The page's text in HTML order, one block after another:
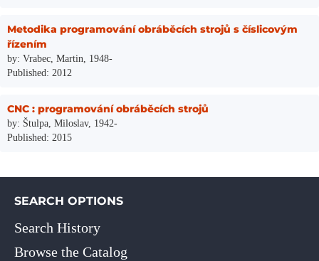
Metodika programování obráběcích strojů s číslicovým
řízením
by: Vrabec, Martin, 1948-
Published: 2012
CNC : programování obráběcích strojů
by: Štulpa, Miloslav, 1942-
Published: 2015
SEARCH OPTIONS
Search History
Browse the Catalog